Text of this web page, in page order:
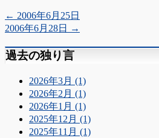
← 2006年6月25日
2006年6月28日
→
過去の独り言
2026年3月 (1)
2026年2月 (1)
2026年1月 (1)
2025年12月 (1)
2025年11月 (1)